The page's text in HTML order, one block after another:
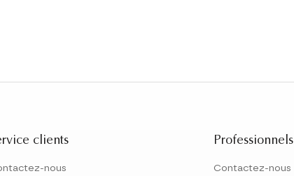
clients
nous
Professionnels
Contactez-nous